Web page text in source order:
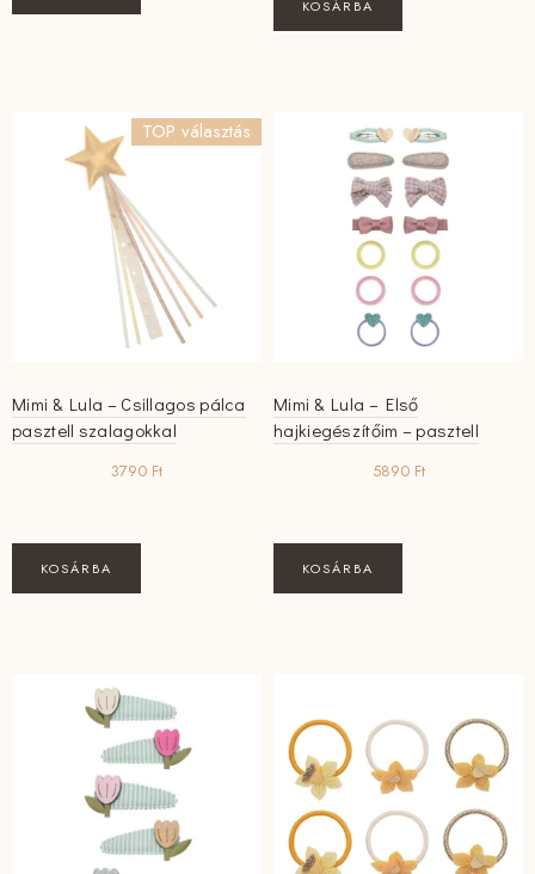
KOSÁRBA
TOP választás
Mimi & Lula – Csillagos pálca
pasztell szalagokkal
3790 Ft
KOSÁRBA
Mimi & Lula – Első
hajkiegészítőim – pasztell
5890 Ft
KOSÁRBA